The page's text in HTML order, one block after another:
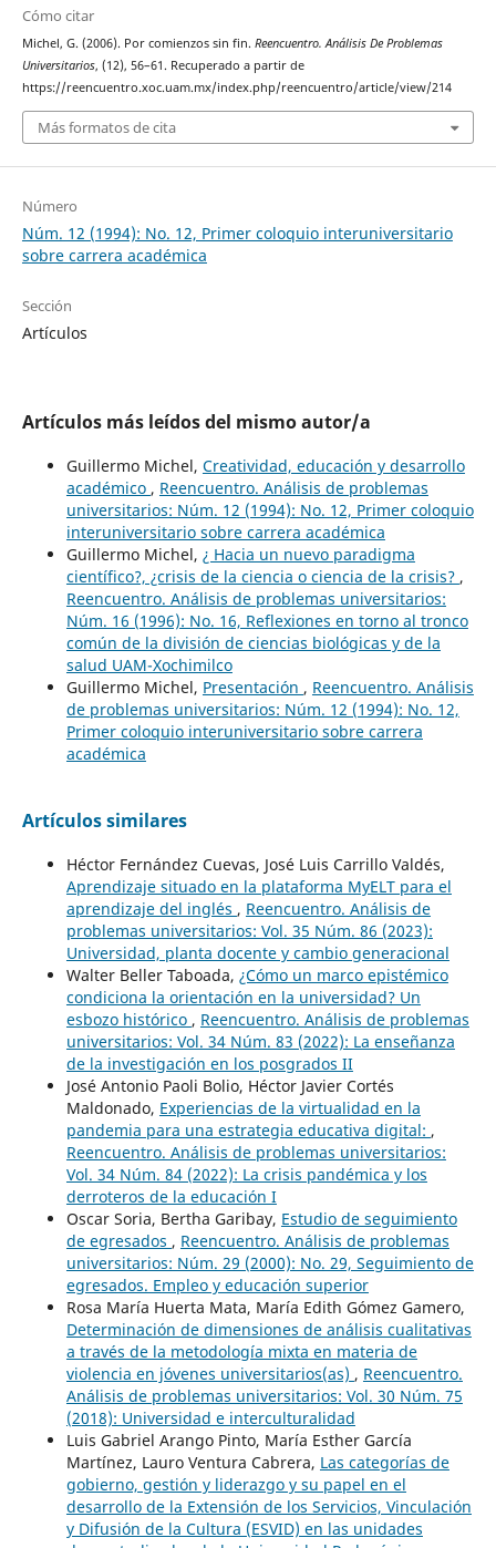
Cómo citar
Michel, G. (2006). Por comienzos sin fin. Reencuentro. Análisis De Problemas
Universitarios, (12), 56–61. Recuperado a partir de
https://reencuentro.xoc.uam.mx/index.php/reencuentro/article/view/214
Más formatos de cita
Número
Núm. 12 (1994): No. 12, Primer coloquio interuniversitario
sobre carrera académica
Sección
Artículos
Artículos más leídos del mismo autor/a
Guillermo Michel, Creatividad, educación y desarrollo
académico , Reencuentro. Análisis de problemas
universitarios: Núm. 12 (1994): No. 12, Primer coloquio
interuniversitario sobre carrera académica
Guillermo Michel, ¿ Hacia un nuevo paradigma
científico?, ¿crisis de la ciencia o ciencia de la crisis? ,
Reencuentro. Análisis de problemas universitarios:
Núm. 16 (1996): No. 16, Reflexiones en torno al tronco
común de la división de ciencias biológicas y de la
salud UAM-Xochimilco
Guillermo Michel, Presentación , Reencuentro. Análisis
de problemas universitarios: Núm. 12 (1994): No. 12,
Primer coloquio interuniversitario sobre carrera
académica
Artículos similares
Héctor Fernández Cuevas, José Luis Carrillo Valdés,
Aprendizaje situado en la plataforma MyELT para el
aprendizaje del inglés , Reencuentro. Análisis de
problemas universitarios: Vol. 35 Núm. 86 (2023):
Universidad, planta docente y cambio generacional
Walter Beller Taboada, ¿Cómo un marco epistémico
condiciona la orientación en la universidad? Un
esbozo histórico , Reencuentro. Análisis de problemas
universitarios: Vol. 34 Núm. 83 (2022): La enseñanza
de la investigación en los posgrados II
José Antonio Paoli Bolio, Héctor Javier Cortés
Maldonado, Experiencias de la virtualidad en la
pandemia para una estrategia educativa digital: ,
Reencuentro. Análisis de problemas universitarios:
Vol. 34 Núm. 84 (2022): La crisis pandémica y los
derroteros de la educación I
Oscar Soria, Bertha Garibay, Estudio de seguimiento
de egresados , Reencuentro. Análisis de problemas
universitarios: Núm. 29 (2000): No. 29, Seguimiento de
egresados. Empleo y educación superior
Rosa María Huerta Mata, María Edith Gómez Gamero,
Determinación de dimensiones de análisis cualitativas
a través de la metodología mixta en materia de
violencia en jóvenes universitarios(as) , Reencuentro.
Análisis de problemas universitarios: Vol. 30 Núm. 75
(2018): Universidad e interculturalidad
Luis Gabriel Arango Pinto, María Esther García
Martínez, Lauro Ventura Cabrera, Las categorías de
gobierno, gestión y liderazgo y su papel en el
desarrollo de la Extensión de los Servicios, Vinculación
y Difusión de la Cultura (ESVID) en las unidades